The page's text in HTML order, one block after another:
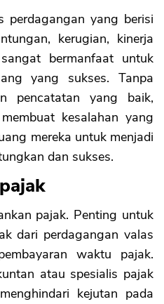
perdagangan yang berisi
kerugian, kinerja
bermanfaat untuk
yang sukses. Tanpa
pencatatan yang baik,
kesalahan yang
mereka untuk menjadi
dan sukses.
pajak. Penting untuk
dari perdagangan valas
waktu pajak.
atau spesialis pajak
kejutan pada